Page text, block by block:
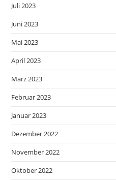
Juli 2023
Juni 2023
Mai 2023
April 2023
März 2023
Februar 2023
Januar 2023
Dezember 2022
November 2022
Oktober 2022